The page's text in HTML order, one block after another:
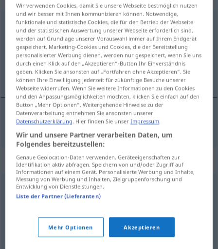
herzerfrischend
Übersicht aller Übersetzungen
(Für mehr Details die Übersetzung anklicken/antippen)
услаждающий душу, бодрящий
услаждающий душу,бодрящий herzerfrischend
Synonyme für "herzerfrischend"
angenehm,günstig,gut,erfreulich
sympathisch (fig.)
wohltuend
Wir verwenden Cookies, damit Sie unsere Webseite bestmöglich nutzen
und wir besser mit Ihnen kommunizieren können. Notwendige,
funktionale und statistische Cookies, die für den Betrieb der Webseite
und der statistischen Auswertung unserer Webseite erforderlich sind,
werden auf Grundlage unserer Vorauswahl immer auf Ihrem Endgerät
gespeichert. Marketing-Cookies und Cookies, die der Bereitstellung
personalisierter Werbung dienen, werden nur gespeichert, wenn Sie uns
durch einen Klick auf den „Akzeptieren“-Button Ihr Einverständnis
geben. Klicken Sie ansonsten auf „Fortfahren ohne Akzeptieren“. Sie
können Ihre Einwilligung jederzeit für zukünftige Besuche unserer
Webseite widerrufen. Wenn Sie weitere Informationen zu den Cookies
und den Anpassungsmöglichkeiten möchten, klicken Sie einfach auf den
Button „Mehr Optionen“. Weitergehende Hinweise zu der
Datenverarbeitung entnehmen Sie ansonsten unserer
Datenschutzerklärung. Hier finden Sie unserImpressum.
Wir und unsere Partner verarbeiten Daten, um
Folgendes bereitzustellen:
Genaue Geolocation-Daten verwenden. Geräteeigenschaften zur
Identifikation aktiv abfragen. Speichern von und/oder Zugriff auf
Informationen auf einem Gerät. Personalisierte Werbung und Inhalte,
Messung von Werbung und Inhalten, Zielgruppenforschung und
Entwicklung von Dienstleistungen.
Liste der Partner (Lieferanten)
Mehr Optionen Akzeptieren